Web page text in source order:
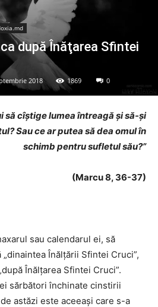
după Înăţarea Sfintei
2018 1869 0
să cîştige lumea întreagă şi să-şi
Sau ce ar putea să dea omul în
schimb pentru sufletul său?”
(Marcu 8, 36-37)
sau calendarul ei, să
Înălţării Sfintei Cruci”,
Înălţarea Sfintei Cruci”.
sărbători închinate cinstirii
astăzi este aceeaşi care s-a